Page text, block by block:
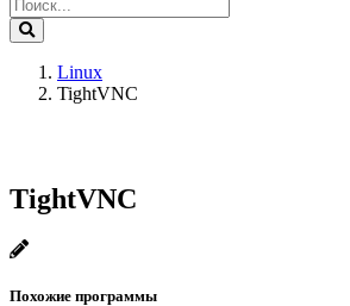
Linux
TightVNC
TightVNC
Похожие программы